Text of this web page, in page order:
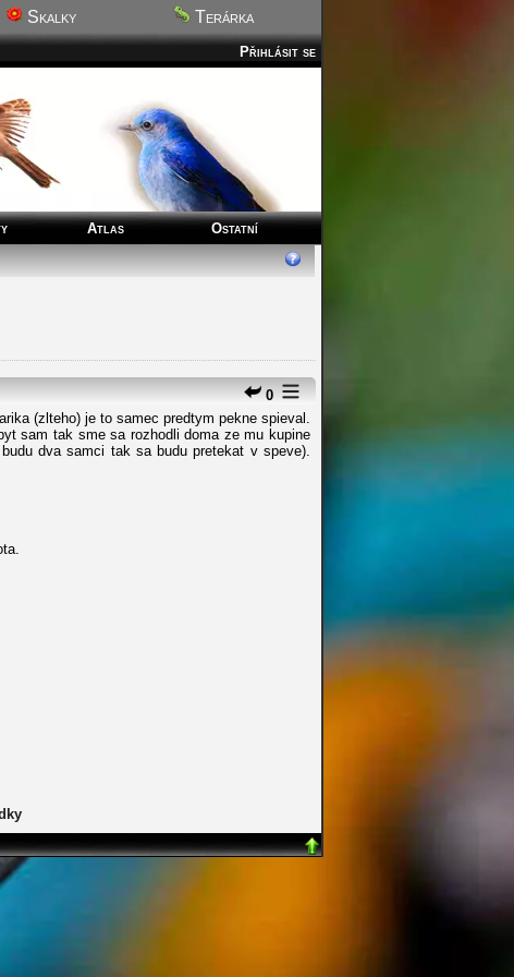
Skalky Terárka
Přihlásit se
Atlas
Ostatní
0
(zlteho) je to samec predtym pekne spieval.
sam tak sme sa rozhodli doma ze mu kupine
dva samci tak sa budu pretekat v speve).